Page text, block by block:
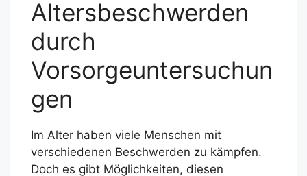
Altersbeschwerden
durch
Vorsorgeuntersuchun
gen
Im Alter haben viele Menschen mit
verschiedenen Beschwerden zu kämpfen.
Doch es gibt Möglichkeiten, diesen